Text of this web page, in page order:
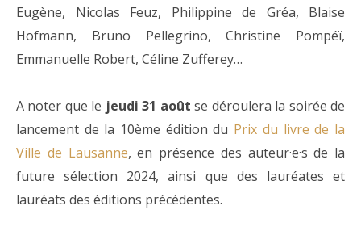
Eugène, Nicolas Feuz, Philippine de Gréa, Blaise
Hofmann, Bruno Pellegrino, Christine Pompéï,
Emmanuelle Robert, Céline Zufferey…
A noter que le jeudi 31 août se déroulera la soirée de
lancement de la 10ème édition du Prix du livre de la
Ville de Lausanne, en présence des auteur·e·s de la
future sélection 2024, ainsi que des lauréates et
lauréats des éditions précédentes.